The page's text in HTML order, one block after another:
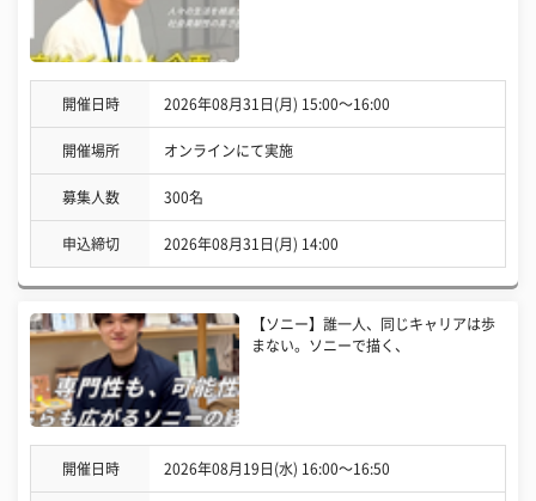
開催日時 2026年08月31日(月) 15:00〜16:00
開催場所 オンラインにて実施
募集人数 300名
申込締切 2026年08月31日(月) 14:00
【ソニー】誰一人、同じキャリアは歩
まない。ソニーで描く、
開催日時 2026年08月19日(水) 16:00〜16:50